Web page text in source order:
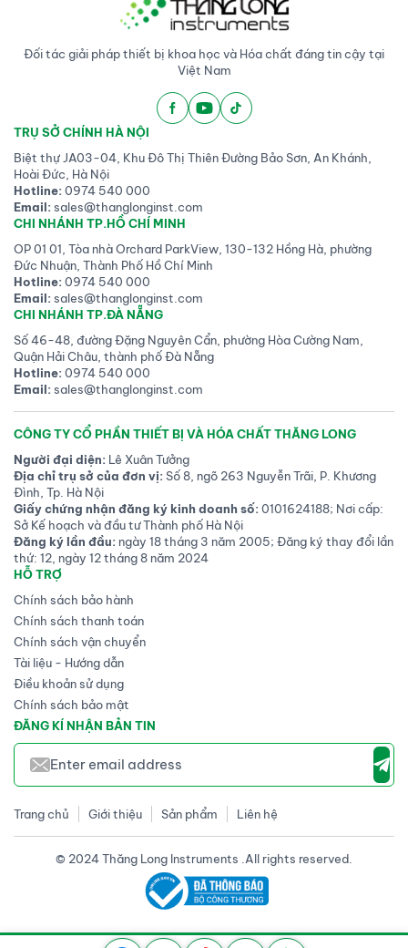
Đối tác giải pháp thiết bị khoa học và Hóa chất đáng tin cậy tại
Việt Nam
TRỤ SỞ CHÍNH HÀ NỘI
Biệt thự JA03-04, Khu Đô Thị Thiên Đường Bảo Sơn, An Khánh,
Hoài Đức, Hà Nội
Hotline:0974 540 000
Email:sales@thanglonginst.com
CHI NHÁNH TP.HỒ CHÍ MINH
OP 01 01, Tòa nhà Orchard ParkView, 130-132 Hồng Hà, phường
Đức Nhuận, Thành Phố Hồ Chí Minh
Hotline:0974 540 000
Email:sales@thanglonginst.com
CHI NHÁNH TP.ĐÀ NẴNG
Số 46-48, đường Đặng Nguyên Cẩn, phường Hòa Cường Nam,
Quận Hải Châu, thành phố Đà Nẵng
Hotline:0974 540 000
Email:sales@thanglonginst.com
CÔNG TY CỔ PHẦN THIẾT BỊ VÀ HÓA CHẤT THĂNG LONG
Người đại diện: Lê Xuân Tưởng
Địa chỉ trụ sở của đơn vị:Số 8, ngõ 263 Nguyễn Trãi, P. Khương
Đình, Tp. Hà Nội
Giấy chứng nhận đăng ký kinh doanh số:0101624188; Nơi cấp:
Sở Kế hoạch và đầu tư Thành phố Hà Nội
Đăng ký lần đầu: ngày 18 tháng 3 năm 2005; Đăng ký thay đổi lần
thứ: 12, ngày 12 tháng 8 năm 2024
HỖ TRỢ
Chính sách bảo hành
Chính sách thanh toán
Chính sách vận chuyển
Tài liệu - Hướng dẫn
Điều khoản sử dụng
Chính sách bảo mật
ĐĂNG KÍ NHẬN BẢN TIN
Trang chủ Giới thiệu Sản phẩm Liên hệ
© 2024 Thăng Long Instruments .All rights reserved.